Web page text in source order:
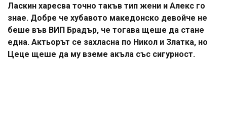
Ласкин харесва точно такъв тип жени и Алекс го
знае. Добре че хубавото македонско девойче не
беше във ВИП Брадър, че тогава щеше да стане
една. Актьорът се захласна по Никол и Златка, но
Цеце щеше да му вземе акъла със сигурност.